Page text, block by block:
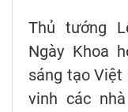
Thủ tướng
Ngày Khoa
sáng tạo Việt
vinh các